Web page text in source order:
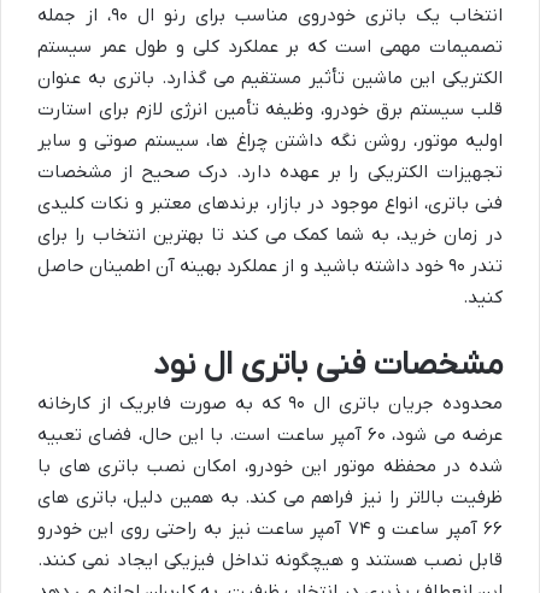
انتخاب یک باتری خودروی مناسب برای رنو ال ۹۰، از جمله
تصمیمات مهمی است که بر عملکرد کلی و طول عمر سیستم
الکتریکی این ماشین تأثیر مستقیم می گذارد. باتری به عنوان
قلب سیستم برق خودرو، وظیفه تأمین انرژی لازم برای استارت
اولیه موتور، روشن نگه داشتن چراغ ها، سیستم صوتی و سایر
تجهیزات الکتریکی را بر عهده دارد. درک صحیح از مشخصات
فنی باتری، انواع موجود در بازار، برندهای معتبر و نکات کلیدی
در زمان خرید، به شما کمک می کند تا بهترین انتخاب را برای
تندر ۹۰ خود داشته باشید و از عملکرد بهینه آن اطمینان حاصل
کنید.
مشخصات فنی باتری ال نود
محدوده جریان باتری ال ۹۰ که به صورت فابریک از کارخانه
عرضه می شود، ۶۰ آمپر ساعت است. با این حال، فضای تعبیه
شده در محفظه موتور این خودرو، امکان نصب باتری های با
ظرفیت بالاتر را نیز فراهم می کند. به همین دلیل، باتری های
۶۶ آمپر ساعت و ۷۴ آمپر ساعت نیز به راحتی روی این خودرو
قابل نصب هستند و هیچگونه تداخل فیزیکی ایجاد نمی کنند.